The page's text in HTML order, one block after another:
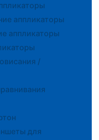
аппликаторы
аппликаторы
/
для